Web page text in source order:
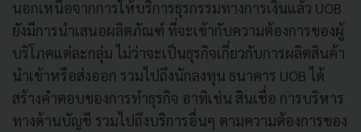
นอกเหนือจากการให้บริการธุรกรรมทางการเงินแล้ว UOB
ยังมีการนำเสนอผลิตภัณฑ์ ที่จะเข้ากับความต้องการของผู้
บริโภคแต่ละกลุ่ม ไม่ว่าจะเป็นธุรกิจเกี่ยวกับการผลิตสินค้า
นำเข้าหรือส่งออก รวมไปถึงนักลงทุน ธนาคาร UOB ได้
สร้างคำตอบของการทำธุรกิจ อาทิเช่น สินเชื่อ การบริหาร
ทางด้านบัญชี รวมไปถึงบริการอื่นๆ ตามความต้องการของ